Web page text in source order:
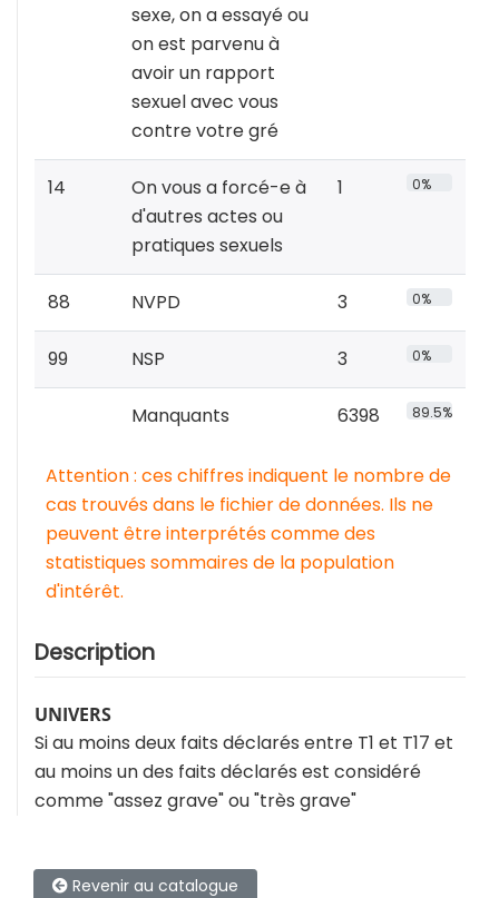
sexe, on a essayé ou
on est parvenu à
avoir un rapport
sexuel avec vous
contre votre gré
14
On vous a forcé-e à
d'autres actes ou
pratiques sexuels
1 0%
88 NVPD 3 0%
99 NSP 3 0%
Manquants 6398 89.5%
Attention : ces chiffres indiquent le nombre de
cas trouvés dans le fichier de données. Ils ne
peuvent être interprétés comme des
statistiques sommaires de la population
d'intérêt.
Description
UNIVERS
Si au moins deux faits déclarés entre T1 et T17 et
au moins un des faits déclarés est considéré
comme "assez grave" ou "très grave"
Revenir au catalogue